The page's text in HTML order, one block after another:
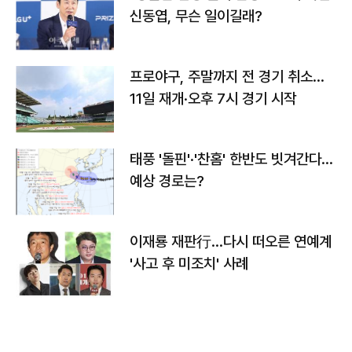
신동엽, 무슨 일이길래?
프로야구, 주말까지 전 경기 취소…
11일 재개·오후 7시 경기 시작
태풍 '돌핀'·'찬홈' 한반도 빗겨간다…
예상 경로는?
이재룡 재판行…다시 떠오른 연예계
'사고 후 미조치' 사례